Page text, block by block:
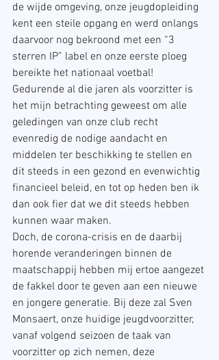
de wijde omgeving, onze jeugdopleiding
kent een steile opgang en werd onlangs
daarvoor nog bekroond met een “3
sterren IP” label en onze eerste ploeg
bereikte het nationaal voetbal!
Gedurende al die jaren als voorzitter is
het mijn betrachting geweest om alle
geledingen van onze club recht
evenredig de nodige aandacht en
middelen ter beschikking te stellen en
dit steeds in een gezond en evenwichtig
financieel beleid, en tot op heden ben ik
dan ook fier dat we dit steeds hebben
kunnen waar maken.
Doch, de corona-crisis en de daarbij
horende veranderingen binnen de
maatschappij hebben mij ertoe aangezet
de fakkel door te geven aan een nieuwe
en jongere generatie. Bij deze zal Sven
Monsaert, onze huidige jeugdvoorzitter,
vanaf volgend seizoen de taak van
voorzitter op zich nemen, deze